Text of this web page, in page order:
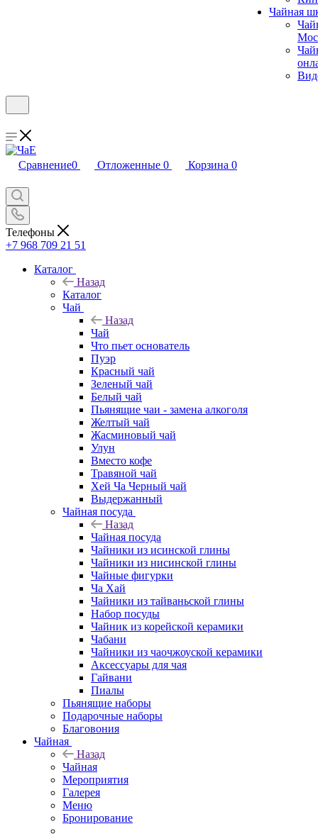
Чайная
Сравнение0 Отложенные 0 Корзина 0
Телефоны
+7 968 709 21 51
Каталог
Назад
Каталог
Чай
Назад
Чай
Что пьет основатель
Пуэр
Красный чай
Зеленый чай
Белый чай
Пьянящие чаи - замена алкоголя
Желтый чай
Жасминовый чай
Улун
Вместо кофе
Травяной чай
Хей Ча Черный чай
Выдержанный
Чайная посуда
Назад
Чайная посуда
Чайники из исинской глины
Чайники из нисинской глины
Чайные фигурки
Ча Хай
Чайники из тайваньской глины
Набор посуды
Чайник из корейской керамики
Чабани
Чайники из чаочжоуской керамики
Аксессуары для чая
Гайвани
Пиалы
Пьянящие наборы
Подарочные наборы
Благовония
Чайная
Назад
Чайная
Мероприятия
Галерея
Меню
Бронирование